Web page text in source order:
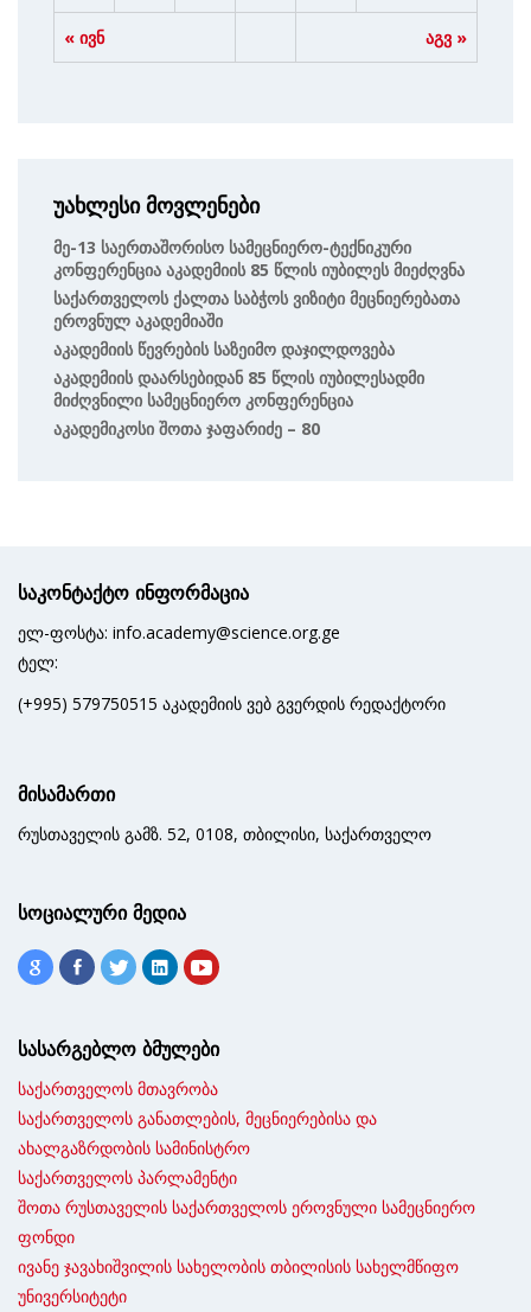
« ივნ აგვ »
უახლესი მოვლენები
Მე-13 Საერთაშორისო Სამეცნიერო-Ტექნიკური
Კონფერენცია Აკადემიის 85 Წლის Იუბილეს Მიეძღვნა
Საქართველოს Ქალთა Საბჭოს Ვიზიტი Მეცნიერებათა
Ეროვნულ Აკადემიაში
Აკადემიის Წევრების Საზეიმო Დაჯილდოვება
Აკადემიის Დაარსებიდან 85 Წლის Იუბილესადმი
Მიძღვნილი Სამეცნიერო Კონფერენცია
Აკადემიკოსი Შოთა Ჯაფარიძე – 80
საკონტაქტო ინფორმაცია
ელ-ფოსტა: info.academy@science.org.ge
ტელ:
(+995) 579750515 აკადემიის ვებ გვერდის რედაქტორი
მისამართი
რუსთაველის გამზ. 52, 0108, თბილისი, საქართველო
სოციალური მედია
სასარგებლო ბმულები
საქართველოს მთავრობა
საქართველოს განათლების, მეცნიერებისა და
ახალგაზრდობის სამინისტრო
საქართველოს პარლამენტი
შოთა რუსთაველის საქართველოს ეროვნული სამეცნიერო
ფონდი
ივანე ჯავახიშვილის სახელობის თბილისის სახელმწიფო
უნივერსიტეტი